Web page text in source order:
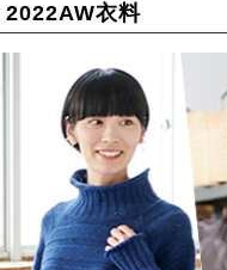
2022AW衣料